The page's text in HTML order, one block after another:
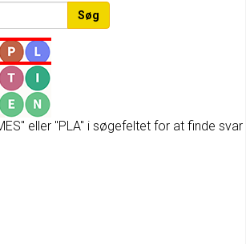
Søg
eller "PLA" i søgefeltet for at finde svar